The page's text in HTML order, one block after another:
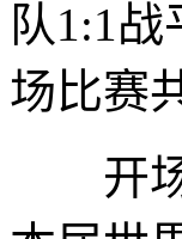
队1:1
场比赛
开场9